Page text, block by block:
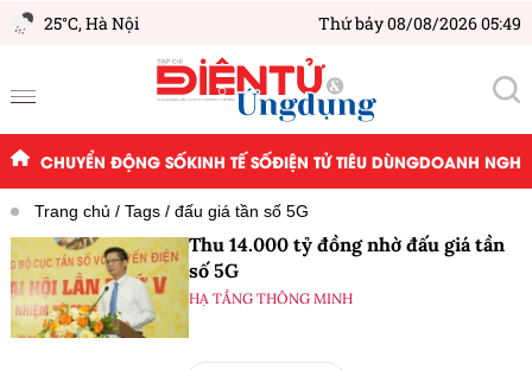
25°C,Hà Nội Thứ bảy 08/08/2026 05:49
CHUYỂN ĐỘNG SỐKINH TẾ SỐĐIỆN TỬ TIÊU DÙNGDOANH
Trang chủ Tags đấu giá tần số 5G
Thu 14.000 tỷ đồng nhờ đấu giá tần
số 5G
HẠ TẦNG THÔNG MINH